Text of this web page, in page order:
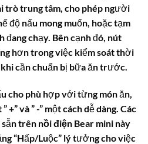
trò trung tâm, cho phép người
độ nấu mong muốn, hoặc tạm
chạy. Bên cạnh đó, nút
hơn trong việc kiểm soát thời
cần chuẩn bị bữa ăn trước.
cho phù hợp với từng món ăn,
+” và ” -” một cách dễ dàng. Các
trên nồi điện Bear mini này
“Hấp/Luộc” lý tưởng cho việc